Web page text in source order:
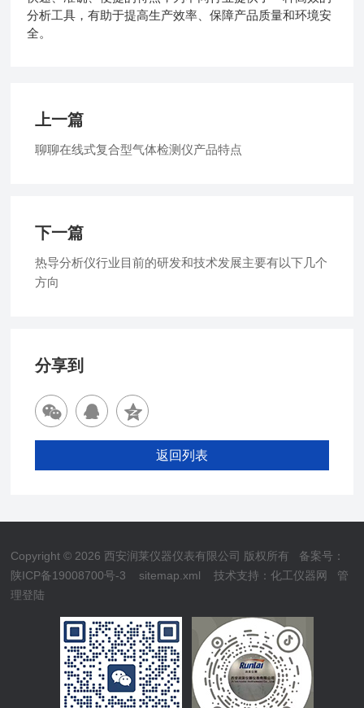
分析工具，有助于提高生产效率、保障产品质量和环境安
全。
上一篇
聊聊在线式复合型气体检测仪产品特点
下一篇
热导分析仪行业目前的研发和技术发展主要有以下几个
方向
分享到
返回列表
Copyright © 2026 西安润莱仪器仪表有限公司 版权所有 备案号：
陕ICP备19008700号-3
sitemap.xml 技术支持：化工仪器网
管
理登陆